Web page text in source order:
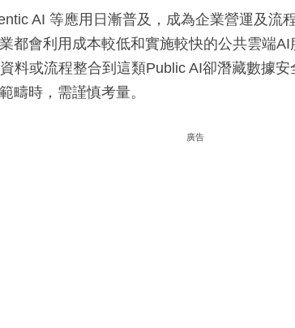
AI 等應用日漸普及，成為企業營運及流
都會利用成本較低和實施較快的公共雲端
料或流程整合到這類Public AI卻潛藏數據
疇時，需謹慎考量。
廣告